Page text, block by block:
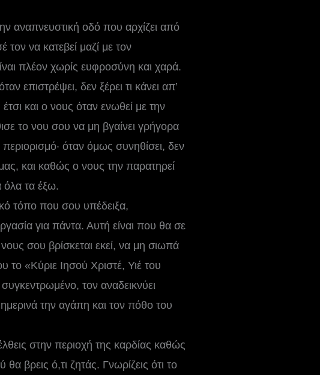
αναπνευστική οδό που αρχίζει από
να κατεβεί μαζί με τον
πλέον χωρίς ευφροσύνη και χαρά.
επιστρέψει, δεν ξέρει τι κάνει απ’
και ο νους όταν ενωθεί με την
το νου σου να μη βγαίνει γρήγορα
όταν όμως συνηθίσει, δεν
και καθώς ο νους την παρατηρεί
όλα τα έξω.
τόπο που σου υπέδειξα,
για πάντα. Αυτή είναι που θα σε
σου βρίσκεται εκεί, να μη σιωπά
το «Κύριε Ιησού Χριστέ, Υιέ του
τον αναδεικνύει
την αγάπη και τον πόθο του
στην περιοχή της καρδίας καθώς
βρεις ό,τι ζητάς. Γνωρίζεις ότι το